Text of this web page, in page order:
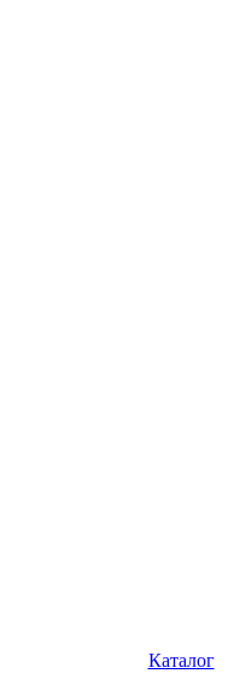
Каталог